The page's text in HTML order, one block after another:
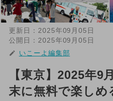
更新日： 2025年09月05日
公開日： 2025年09月05日
いこーよ編集部
【東京】2025年9
末に無料で楽しめ